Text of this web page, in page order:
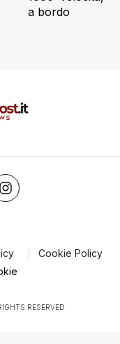
a bordo
Cookie Policy
RESERVED